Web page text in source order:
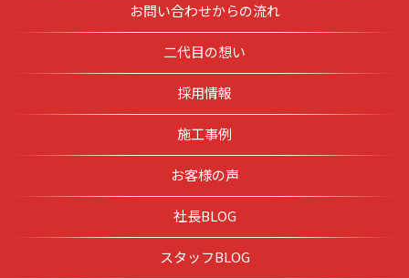
お問い合わせからの流れ
二代目の想い
採用情報
施工事例
お客様の声
社長BLOG
スタッフBLOG